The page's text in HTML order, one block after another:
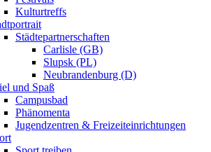
Kulturtreffs
Städtepartnerschaften
Carlisle (GB)
Slupsk (PL)
Neubrandenburg (D)
und Spaß
Campusbad
Phänomenta
Jugendzentren & Freizeiteinrichtungen